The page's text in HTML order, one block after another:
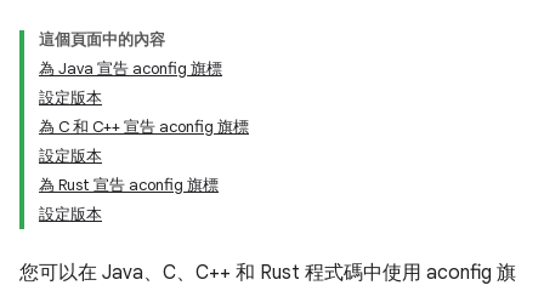
這個頁面中的內容
為 Java 宣告 aconfig 旗標
設定版本
為 C 和 C++ 宣告 aconfig 旗標
設定版本
為 Rust 宣告 aconfig 旗標
設定版本
您可以在 Java、C、C++ 和 Rust 程式碼中使用 aconfig 旗